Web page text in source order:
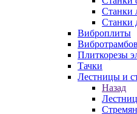
Станки
Станки
Виброплиты
Плиткорезы
Тачки
Лестницы и
Назад